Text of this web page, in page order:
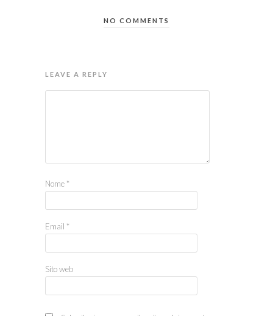
NO COMMENTS
LEAVE A REPLY
Nome *
Email *
Sito web